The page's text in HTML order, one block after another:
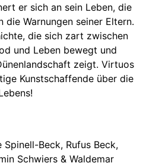
er sich an sein Leben, die
die Warnungen seiner Eltern.
die sich zart zwischen
und Leben bewegt und
zeigt. Virtuos
Kunstschaffende über die
Beck, Rufus Beck,
Schwiers & Waldemar